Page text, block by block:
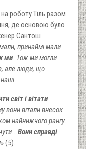
роботу Тіль разом
де основою було
Сантош
принаймі мали
ми. Тож ми могли
але люди, що
світ івітати
вони вітали внесок
найнижчого рангу.
Вони справді
(5).